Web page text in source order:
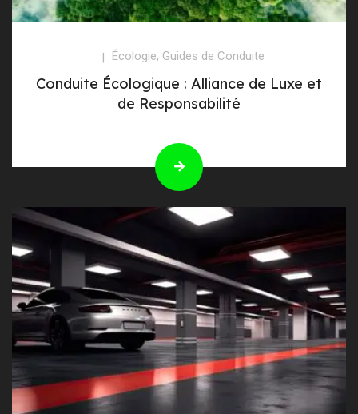
Écologie, Guides de Conduite
Conduite Écologique : Alliance de Luxe et
de Responsabilité